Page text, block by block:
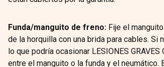
Funda/manguito de freno:Fije el
de la horquilla con una brida para cables.
lo que podría ocasionar LESIONES
entre el manguito o la funda y el